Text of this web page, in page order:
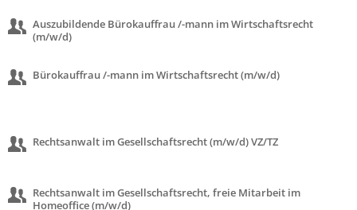
Auszubildende Bürokauffrau /-mann im Wirtschaftsrecht
(m/w/d)
Bürokauffrau /-mann im Wirtschaftsrecht (m/w/d)
Rechtsanwalt im Gesellschaftsrecht (m/w/d) VZ/TZ
Rechtsanwalt im Gesellschaftsrecht, freie Mitarbeit im
Homeoffice (m/w/d)